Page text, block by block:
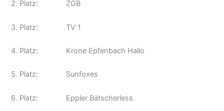
2. Platz: ZGB
3. Platz: TV 1
4. Platz: Krone Epfenbach Hallo
5. Platz: Sunfoxes
6. Platz: Eppler Bätscherless